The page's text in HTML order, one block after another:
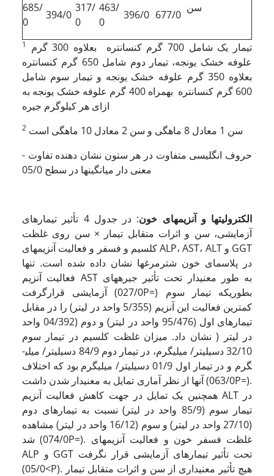
سن
685/
0
394/0
317/
0
463/
0
396/0 677/0
1
علوفه خشک یونجه، تیمار دوم شامل 650 گرم کنسانتره
بعلاوه 350 گرم علوفه خشک یونجه و تیمار سوم شامل
600 گرم کنسانتره بهمراه 400 گرم علوفه خشک یونجه به
ازای هر کیلوگرم جیره
2
سن 1 معادل 8 ماهگی و سن 2 معادل 10 ماهگی است
- حروف انگلیسی متفاوت در هر ستون نشان دهنده تفاوت
معنی دار میانگین­ها در سطح 05/0
الکترولیتها و آنزیمهای خون
: در جدول 4 تأثیر تیمارهای
آزمایشی، سن و اثرات متقابل تیمار × سن روی غلظت
کلسیم و فسفر و فعالیت آنزیمهای ALP، AST، ALT و GGT
در پلاسمای خون شترمرغها نشان داده شده است. تنها
فعالیت آنزیم AST به طور معنی­دار تحت تأثیر جیره­های
آزمایشی قرارگرفت (027/0P=) بطوریکه تیمار سوم
کمترین فعالیت این آنزیم (5/355 واحد در لیتر) را در مقابل
تیمارهای اول (95/476 واحد در لیتر) و دوم (04/392 واحد
در لیتر ( نشان داد. میزان غلظت کلسیم در تیمار سوم
32/10 دسی­لیتر/ میلی­گرم، در تیمار دوم 84/9 دسی­لیتر/ میلی­
گرم و در تیمار اول 01/9 دسی­لیتر/ میلی­گرم بود که اختلاف
آنها از نظر آماری تمایل به معنی­دار شدن داشت (063/0P=).
همچنین یک تمایل در جهت کاهش فعالیت آنزیم ALT در
تیمار سوم (85/9 واحد در لیتر) نسبت به تیمارهای دوم
(27/10 واحد در لیتر) و سوم (16/12 واحد در لیتر) مشاهده
شد (074/0P=). غلظت فسفر خون و فعالیت آنزیمهای
ALP و GGT تحت تأثیر تیمارهای آزمایشی قرار نگرفت
(05/0<P). هیچ تأثیر معنی­داری از سن و اثرات متقابل تیمار